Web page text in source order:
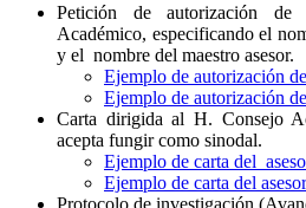
Petición de autorización
Académico, especificando el
y el nombre del maestro asesor.
Ejemplo de autorización
Ejemplo de autorización
Carta dirigida al H. Consejo
acepta fungir como sinodal.
Ejemplo de carta del
Ejemplo de carta del
Protocolo de investigación